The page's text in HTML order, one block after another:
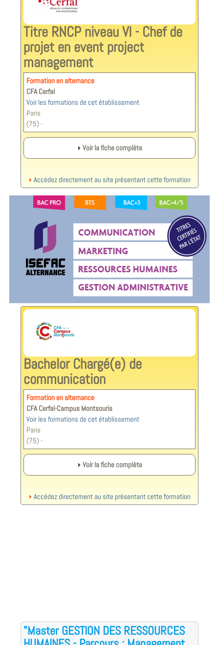
Titre RNCP niveau VI - Chef de
projet en event project
management
Formation en alternance
CFA Cerfal
Voir les formations de cet établissement
Paris
(75) -
Voir la fiche complète
Accédez directement au site présentant cette formation
Bachelor Chargé(e) de
communication
Formation en alternance
CFA Cerfal-Campus Montsouris
Voir les formations de cet établissement
Paris
(75) -
Voir la fiche complète
Accédez directement au site présentant cette formation
"Master GESTION DES RESSOURCES